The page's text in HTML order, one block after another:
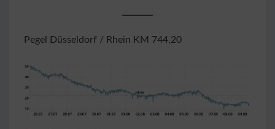
Pegel Düsseldorf / Rhein KM 744,20